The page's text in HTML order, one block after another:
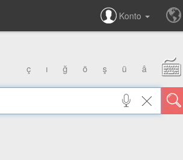
Konto
ç ı ğ ö ş ü â